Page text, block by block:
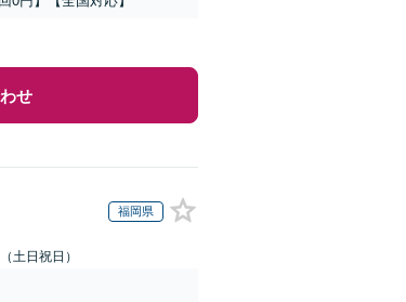
せ
福岡県
土日祝日）